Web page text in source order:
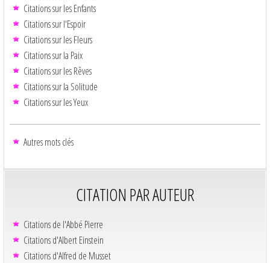
Citations sur les Enfants
Citations sur l'Espoir
Citations sur les Fleurs
Citations sur la Paix
Citations sur les Rêves
Citations sur la Solitude
Citations sur les Yeux
Autres mots clés
CITATION PAR AUTEUR
Citations de l'Abbé Pierre
Citations d'Albert Einstein
Citations d'Alfred de Musset